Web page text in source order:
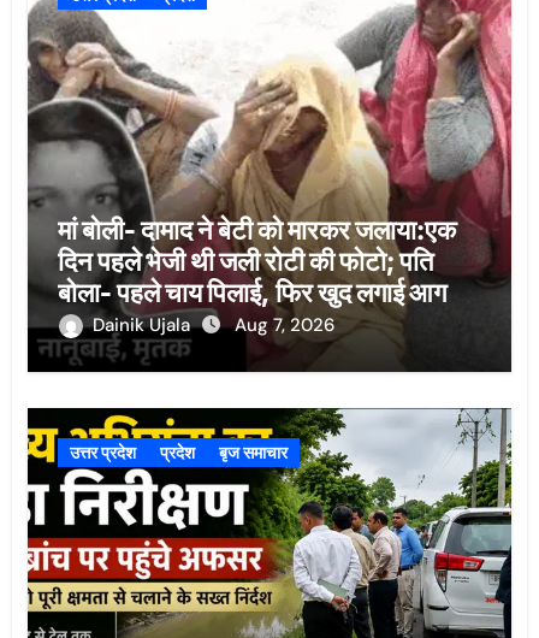
मां बोली- दामाद ने बेटी को मारकर जलाया:एक
दिन पहले भेजी थी जली रोटी की फोटो; पति
बोला- पहले चाय पिलाई, फिर खुद लगाई आग
Dainik Ujala Aug 7, 2026
उत्तर प्रदेश प्रदेश बृज समाचार